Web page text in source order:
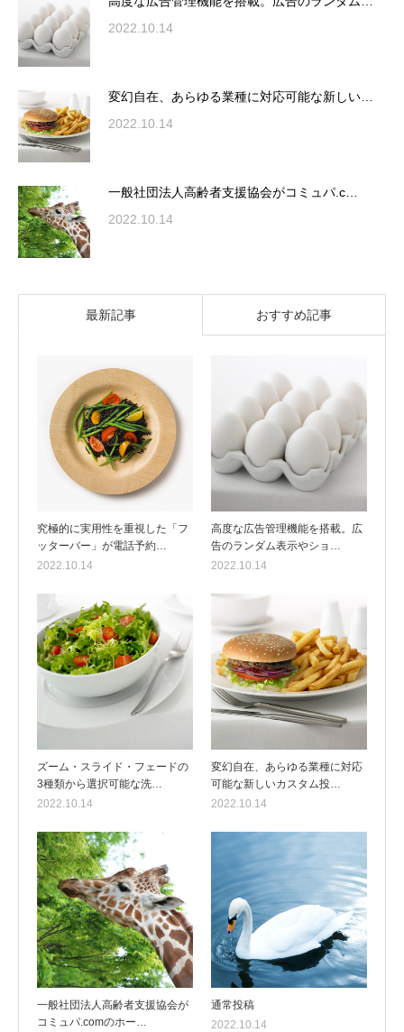
2022.10.14
変幻自在、あらゆる業種に対応可能な新しい…
2022.10.14
一般社団法人高齢者支援協会がコミュパ.c…
2022.10.14
最新記事 おすすめ記事
究極的に実用性を重視した「フ
ッターバー」が電話予約…
2022.10.14
高度な広告管理機能を搭載。広
告のランダム表示やショ…
2022.10.14
ズーム・スライド・フェードの
3種類から選択可能な洗…
2022.10.14
変幻自在、あらゆる業種に対応
可能な新しいカスタム投…
2022.10.14
一般社団法人高齢者支援協会が
コミュパ.comのホー…
通常投稿
2022.10.14